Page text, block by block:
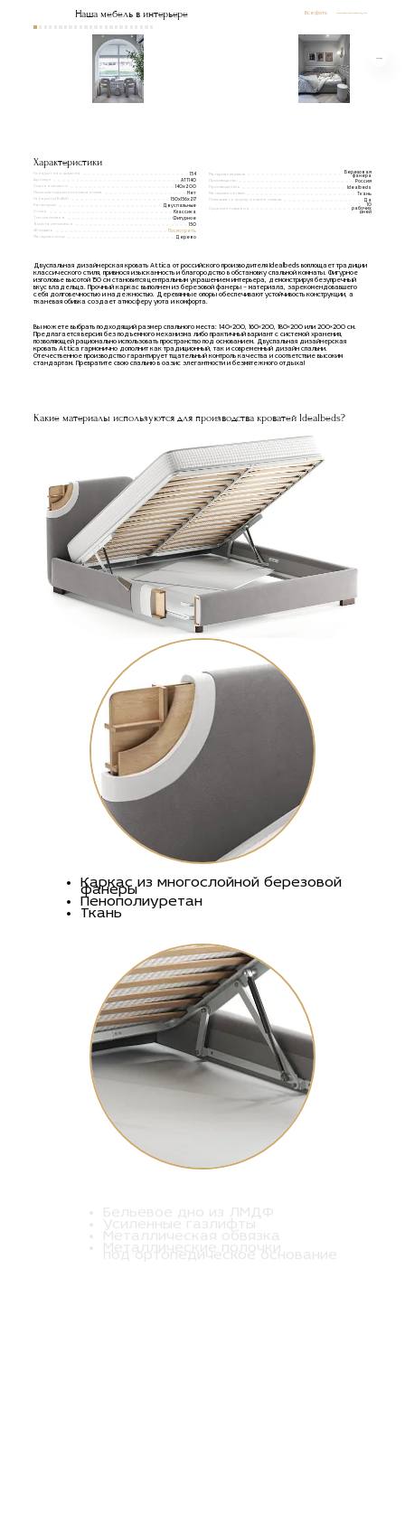
Наша мебель в интерьере Все фото
Характеристики
Габаритная ширина
154
Артикул
ATT140
Спальное место
140x200
Наличие подъемного механизма
Нет
Габариты(ВxШxГ)
150х156х217
Категории
Двуспальные
Стиль
Классика
Тип изголовья
Фигурное
Высота изголовья
150
3D модель
Посмотреть
Материал опор
Дерево
Материал каркаса
Березовая
фанера
Производство
Россия
Производитель
Idealbeds
Материал обивки
Ткань
Показывать форму онлайн показа
Срок изготовления
10
рабочих
дней
Двуспальная дизайнерская кровать Attica от российского производителя Idealbeds воплощает традиции
классического стиля, привнося изысканность и благородство в обстановку спальной комнаты. Фигурное
изголовье высотой 150 см становится центральным украшением интерьера, демонстрируя безупречный
вкус владельца. Прочный каркас выполнен из березовой фанеры – материала, зарекомендовавшего
себя долговечностью и надежностью. Деревянные опоры обеспечивают устойчивость конструкции, а
тканевая обивка создает атмосферу уюта и комфорта.
Вы можете выбрать подходящий размер спального места: 140×200, 160×200, 180×200 или 200×200 см.
Предлагается версия без подъемного механизма либо практичный вариант с системой хранения,
позволяющей рационально использовать пространство под основанием. Двуспальная дизайнерская
кровать Attica гармонично дополнит как традиционный, так и современный дизайн спальни.
Отечественное производство гарантирует тщательный контроль качества и соответствие высоким
стандартам. Превратите свою спальню в оазис элегантности и безмятежного отдыха!
Какие материалы используются для производства кроватей Idealbeds?
Каркас из многослойной березовой
фанеры
Пенополиуретан
Ткань
Усиленные газлифты
Металлическая обвязка
Металлические полочки
под ортопедическое основание